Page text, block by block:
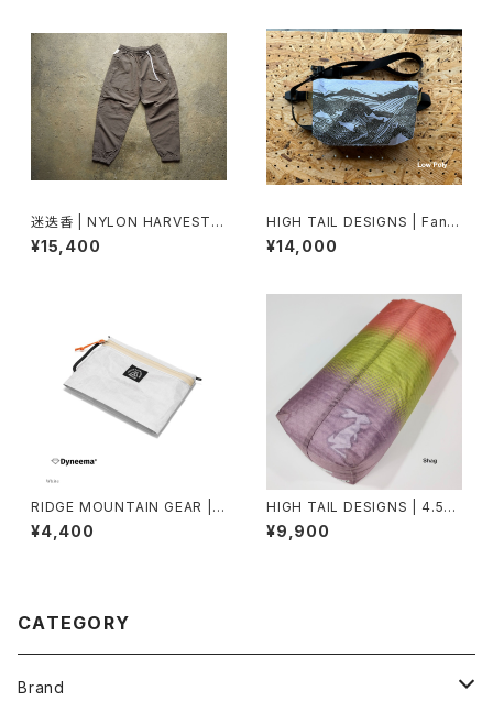
迷迭香 | NYLON HARVEST T
RAINER CLASSIC
¥15,400
HIGH TAIL DESIGNS | Fann
y Pack TX95
¥14,000
RIDGE MOUNTAIN GEAR | T
ravel Pouch Plus
¥4,400
HIGH TAIL DESIGNS | 4.5L
Stuff Sack TX50
¥9,900
CATEGORY
Brand